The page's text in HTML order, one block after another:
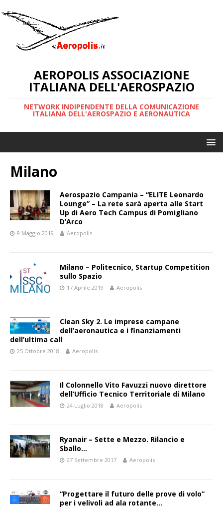
AEROPOLIS ASSOCIAZIONE
ITALIANA DELL'AEROSPAZIO
NETWORK INDIPENDENTE DELLA COMUNICAZIONE
ITALIANA DELL'AEROSPAZIO E AERONAUTICA
Milano
Aerospazio Campania – “ELITE Leonardo
Lounge” – La rete sarà aperta alle Start
Up di Aero Tech Campus di Pomigliano
D’Arco
8 Maggio 2019 Aeropolis
Milano – Politecnico, Startup Competition
sullo Spazio
17 Aprile 2019 Aeropolis
Clean Sky 2. Le imprese campane
dell’aeronautica e i finanziamenti
dell’ultima call
25 Ottobre 2018 Aeropolis
Il Colonnello Vito Favuzzi nuovo direttore
dell’Ufficio Tecnico Territoriale di Milano
24 Luglio 2018 Aeropolis
Ryanair – Sette e Mezzo. Rilancio e
Sballo…
27 Settembre 2017 Aeropolis
“Progettare il futuro delle prove di volo”
per i velivoli ad ala rotante…